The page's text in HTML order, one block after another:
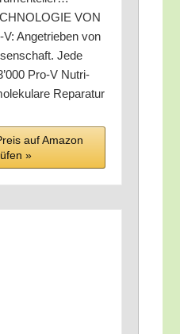
VON
Ange­trie­ben von
Jede
Pro‑V Nut­ri-
Reparatur
auf Ama­zon
»